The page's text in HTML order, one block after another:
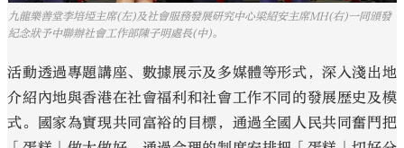
九龍樂善堂李培埡主席(左)及社會服務發展研究中心梁紹安主席MH(右)一同頒發
紀念狀予中聯辦社會工作部陳子明處長(中)。
活動透過專題講座、數據展示及多媒體等形式，深入淺出地
介紹內地與香港在社會福利和社會工作不同的發展歴史及模
式。國家為實現共同富裕的目標，通過全國人民共同奮鬥把